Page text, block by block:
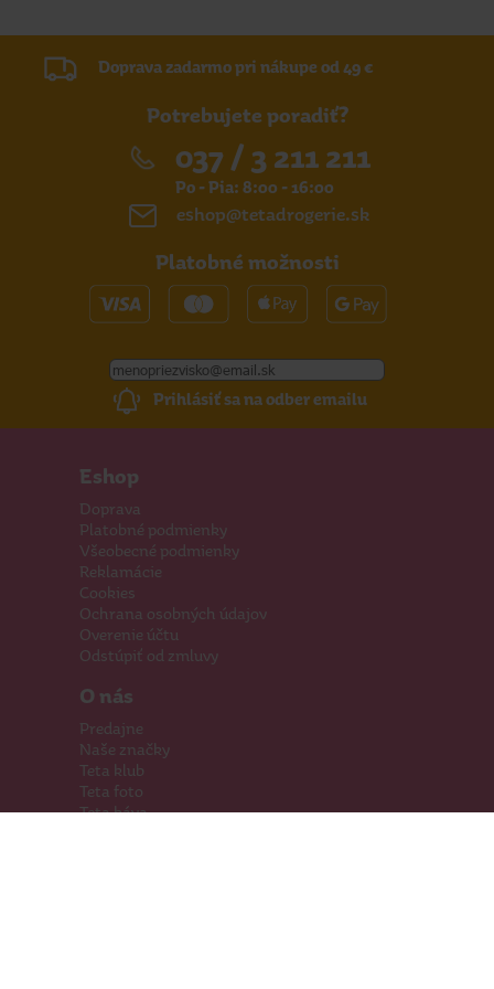
Doprava zadarmo pri nákupe od 49 €
Potrebujete poradiť?
037 / 3 211 211
Po - Pia: 8:00 - 16:00
eshop@tetadrogerie.sk
Platobné možnosti
Prihlásiť sa na odber emailu
Eshop
Doprava
Platobné podmienky
Všeobecné podmienky
Reklamácie
Cookies
Ochrana osobných údajov
Overenie účtu
Odstúpiť od zmluvy
O nás
Predajne
Naše značky
Teta klub
Teta foto
Teta káva